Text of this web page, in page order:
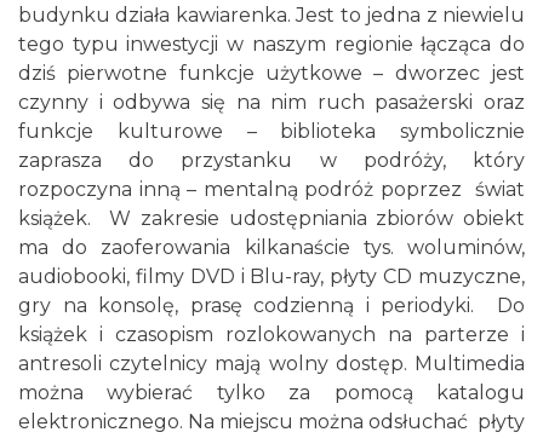
budynku działa kawiarenka. Jest to jedna z niewielu
tego typu inwestycji w naszym regionie łącząca do
dziś pierwotne funkcje użytkowe – dworzec jest
czynny i odbywa się na nim ruch pasażerski oraz
funkcje kulturowe – biblioteka symbolicznie
zaprasza do przystanku w podróży, który
rozpoczyna inną – mentalną podróż poprzez świat
książek. W zakresie udostępniania zbiorów obiekt
ma do zaoferowania kilkanaście tys. woluminów,
audiobooki, filmy DVD i Blu-ray, płyty CD muzyczne,
gry na konsolę, prasę codzienną i periodyki. Do
książek i czasopism rozlokowanych na parterze i
antresoli czytelnicy mają wolny dostęp. Multimedia
można wybierać tylko za pomocą katalogu
elektronicznego. Na miejscu można odsłuchać płyty